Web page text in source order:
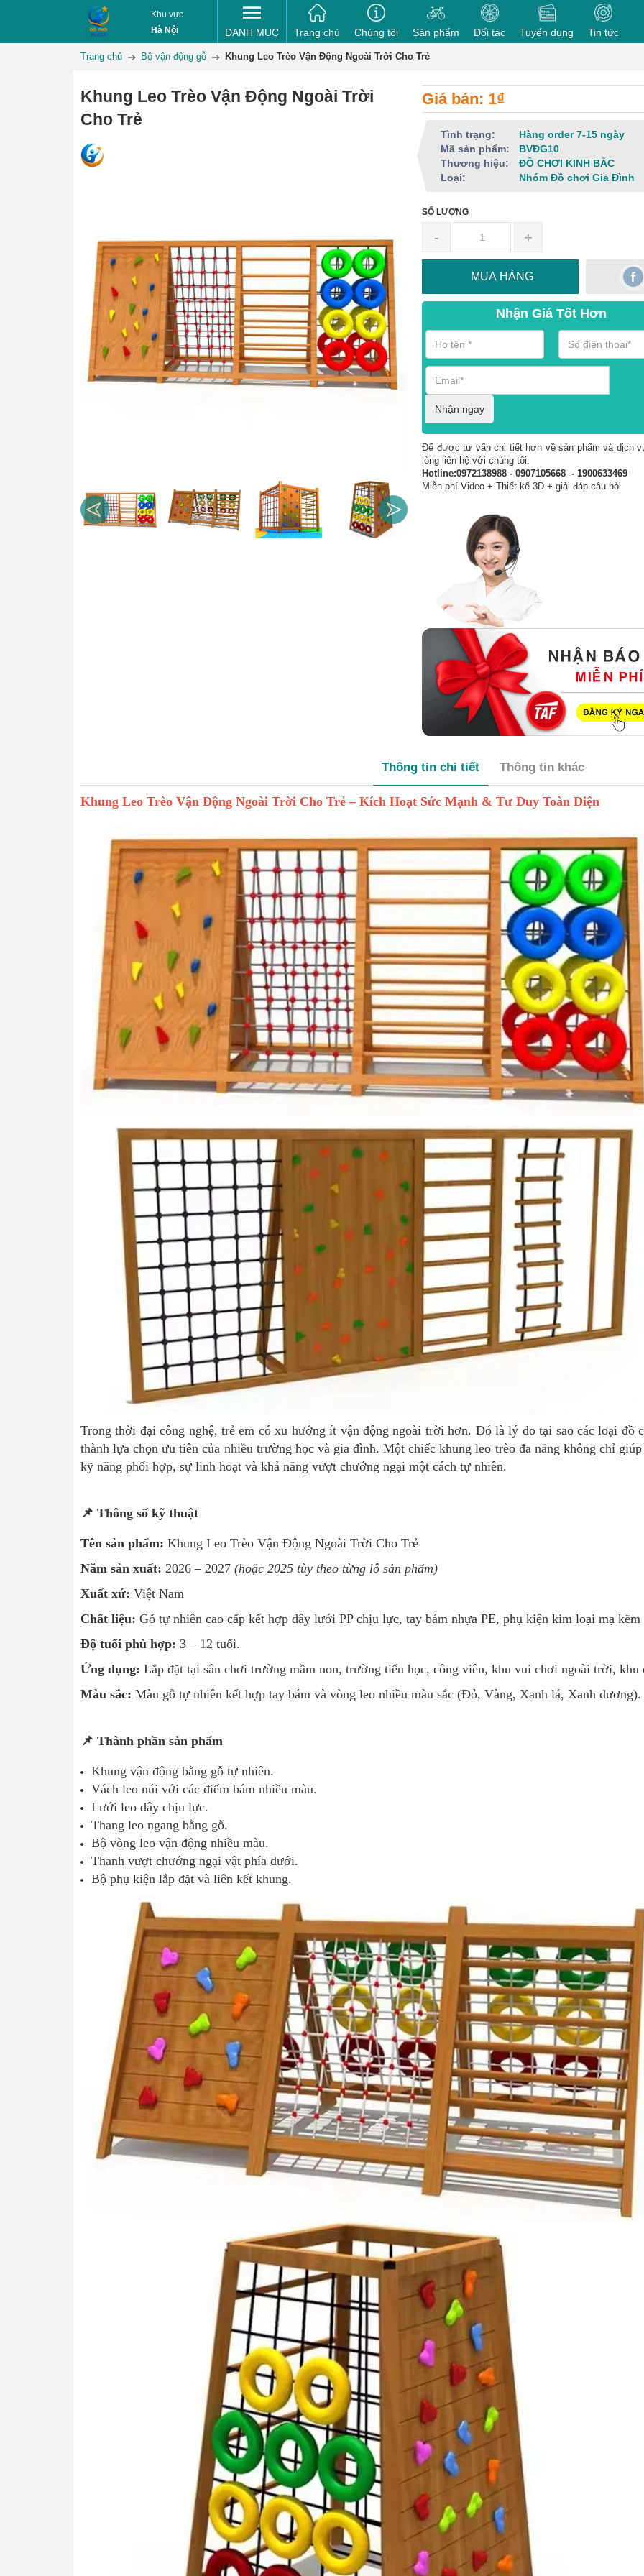
Khu vực
Hà Nội
DANH MỤC Trang chủ Chúng tôi Sản phẩm Đối tác Tuyển dụng Tin tức
Trang chủ Bộ vận động gỗ Khung Leo Trèo Vận Động Ngoài Trời Cho Trẻ
Khung Leo Trèo Vận Động Ngoài Trời
Cho Trẻ
Giá bán: 1₫
Tình trạng:
Hàng order 7-15 ngày
Mã sản phẩm:
BVĐG10
Thương hiệu:
ĐỒ CHƠI KINH BẮC
Loại:
Nhóm Đồ chơi Gia Đình
SỐ LƯỢNG
- +
MUA HÀNG
Nhận Giá Tốt Hơn
Nhận ngay
Để được tư vấn chi tiết hơn về sản phẩm và dịch
lòng liên hệ với chúng tôi:
Hotline:0972138988 - 0907105668 - 1900633469
Miễn phí Video + Thiết kế 3D + giải đáp câu hỏi
Thông tin chi tiết Thông tin khác
Khung Leo Trèo Vận Động Ngoài Trời Cho Trẻ – Kích Hoạt Sức Mạnh & Tư Duy Toàn Diện
Trong thời đại công nghệ, trẻ em có xu hướng ít vận động ngoài trời hơn. Đó là lý do tại sao các loại đồ
thành lựa chọn ưu tiên của nhiều trường học và gia đình. Một chiếc khung leo trèo đa năng không chỉ
kỹ năng phối hợp, sự linh hoạt và khả năng vượt chướng ngại một cách tự nhiên.
📌 Thông số kỹ thuật
Tên sản phẩm: Khung Leo Trèo Vận Động Ngoài Trời Cho Trẻ
Năm sản xuất: 2026 – 2027 (hoặc 2025 tùy theo từng lô sản phẩm)
Xuất xứ: Việt Nam
Chất liệu: Gỗ tự nhiên cao cấp kết hợp dây lưới PP chịu lực, tay bám nhựa PE, phụ kiện kim loại mạ
Độ tuổi phù hợp: 3 – 12 tuổi.
Ứng dụng: Lắp đặt tại sân chơi trường mầm non, trường tiểu học, công viên, khu vui chơi ngoài trời, khu
Màu sắc: Màu gỗ tự nhiên kết hợp tay bám và vòng leo nhiều màu sắc (Đỏ, Vàng, Xanh lá, Xanh dương).
📌 Thành phần sản phẩm
Khung vận động bằng gỗ tự nhiên.
Vách leo núi với các điểm bám nhiều màu.
Lưới leo dây chịu lực.
Thang leo ngang bằng gỗ.
Bộ vòng leo vận động nhiều màu.
Thanh vượt chướng ngại vật phía dưới.
Bộ phụ kiện lắp đặt và liên kết khung.